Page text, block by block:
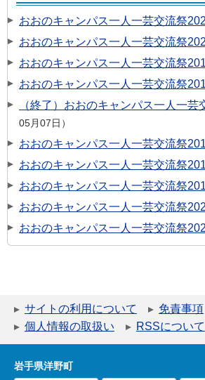
おおのキャンパス一人一芸交流祭
おおのキャンパス一人一芸交流祭
おおのキャンパス一人一芸交流祭
おおのキャンパス一人一芸交流祭
（終了）おおのキャンパス一人一芸
05月07日
おおのキャンパス一人一芸交流祭
おおのキャンパス一人一芸交流祭
おおのキャンパス一人一芸交流祭
おおのキャンパス一人一芸交流祭
おおのキャンパス一人一芸交流祭
サイトの利用について
免責事項
個人情報の取扱い
RSSについて
岩手県洋野町